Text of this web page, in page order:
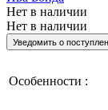
Нет в наличии
Нет в наличии
Уведомить о
Особенности :